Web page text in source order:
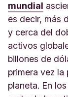
mundial
es decir, más
y cerca del
activos
billones de
primera vez
planeta. En